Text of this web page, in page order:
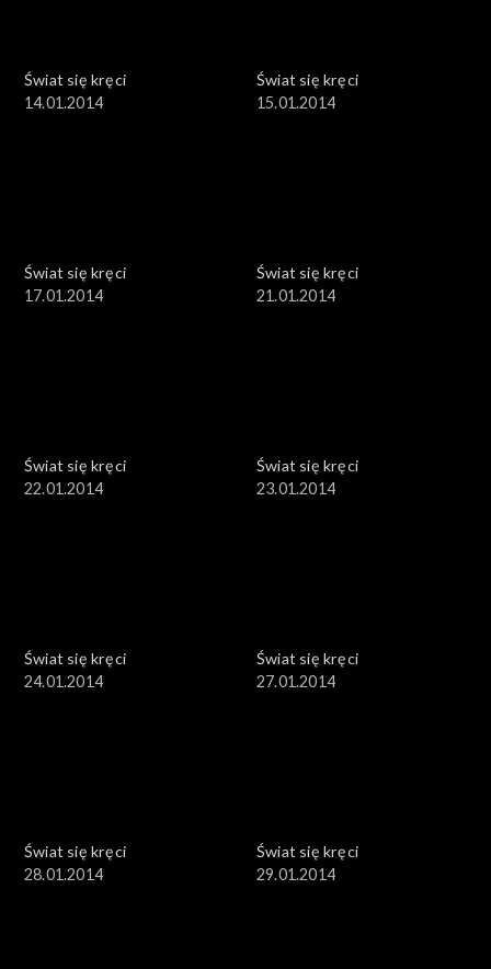
Świat się kręci
14.01.2014
Świat się kręci
15.01.2014
Świat się kręci
17.01.2014
Świat się kręci
21.01.2014
Świat się kręci
22.01.2014
Świat się kręci
23.01.2014
Świat się kręci
24.01.2014
Świat się kręci
27.01.2014
Świat się kręci
28.01.2014
Świat się kręci
29.01.2014